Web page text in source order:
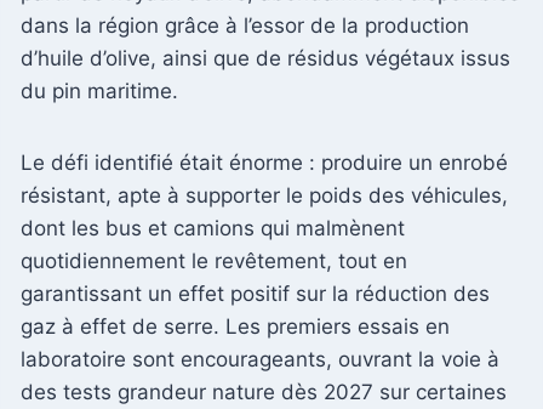
dans la région grâce à l’essor de la production
d’huile d’olive, ainsi que de résidus végétaux issus
du pin maritime.
Le défi identifié était énorme : produire un enrobé
résistant, apte à supporter le poids des véhicules,
dont les bus et camions qui malmènent
quotidiennement le revêtement, tout en
garantissant un effet positif sur la réduction des
gaz à effet de serre. Les premiers essais en
laboratoire sont encourageants, ouvrant la voie à
des tests grandeur nature dès 2027 sur certaines